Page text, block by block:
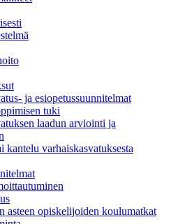
ja esiopetussuunnitelmat
tuki
laadun arviointi ja
kantelu varhaiskasvatuksesta
asteen opiskelijoiden koulumatkat